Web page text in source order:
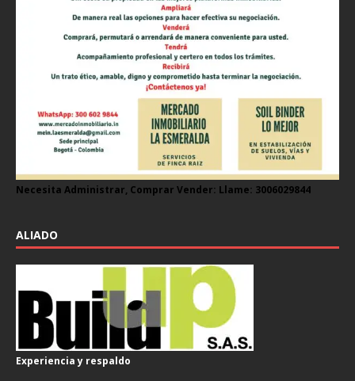
Necesita Administrar, Comprar Vender: Llame: 3006029844
ALIADO
Experiencia y respaldo